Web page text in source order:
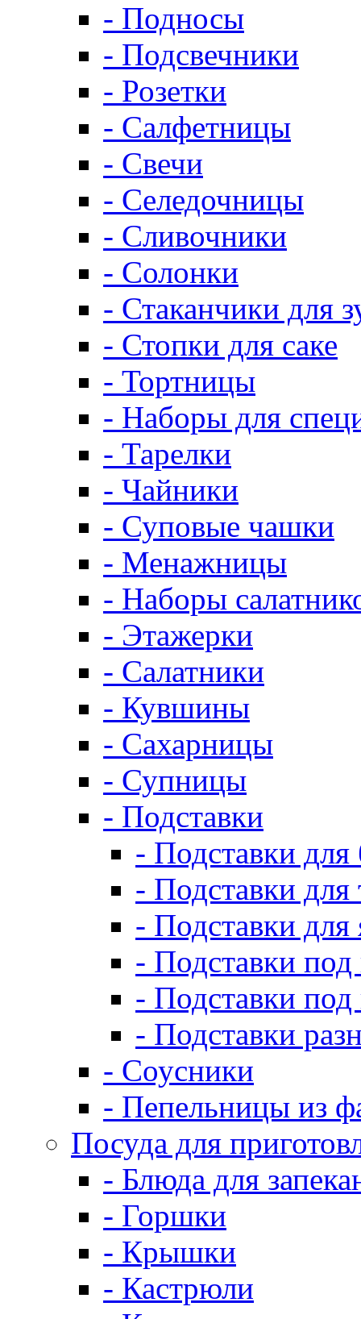
- Подносы
- Подсвечники
- Розетки
- Салфетницы
- Свечи
- Селедочницы
- Сливочники
- Солонки
- Стаканчики для
- Стопки для саке
- Тортницы
- Наборы для
- Тарелки
- Чайники
- Суповые чашки
- Менажницы
- Наборы
- Этажерки
- Салатники
- Кувшины
- Сахарницы
- Супницы
- Подставки
- Подставки
- Подставки для
- Подставки для
- Подставки
- Подставки под
- Подставки
- Соусники
- Пепельницы из
Посуда для
- Блюда для
- Горшки
- Крышки
- Кастрюли